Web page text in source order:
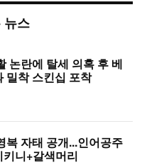
스
논란에 탈세 의혹 후 베
밀착 스킨십 포착
복 자태 공개...인어공주
니+갈색머리